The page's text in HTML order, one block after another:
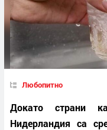
Любопитно
Докато страни
Нидерландия са